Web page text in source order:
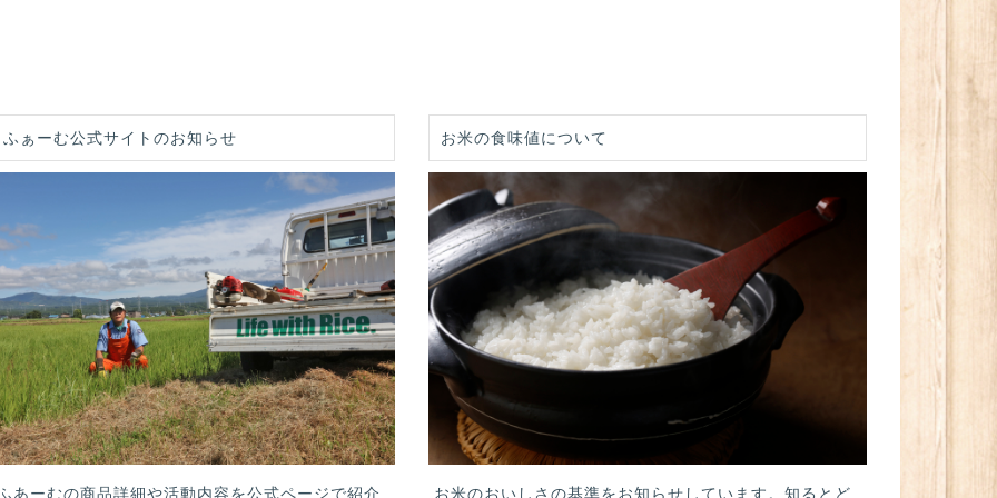
ぁーむ公式サイトのお知らせ
あーむの商品詳細や活動内容を公式ページで紹介
お米の食味値について
お米のおいしさの基準をお知らせしています。知るとど